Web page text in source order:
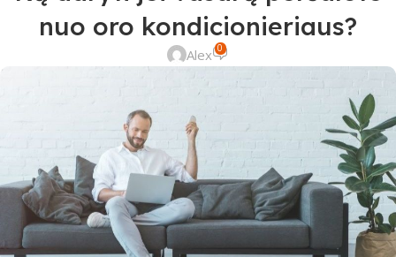
nuo oro kondicionieriaus?
Alex 0